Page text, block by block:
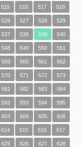
515 516 517 518
526 527 528 529
537 538 539 540
548 549 550 551
559 560 561 562
570 571 572 573
581 582 583 584
592 593 594 595
603 604 605 606
614 615 616 617
625 626 627 628